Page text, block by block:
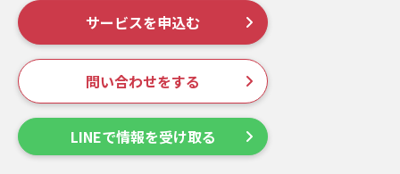
サービスを申込む
問い合わせをする
LINEで情報を受け取る